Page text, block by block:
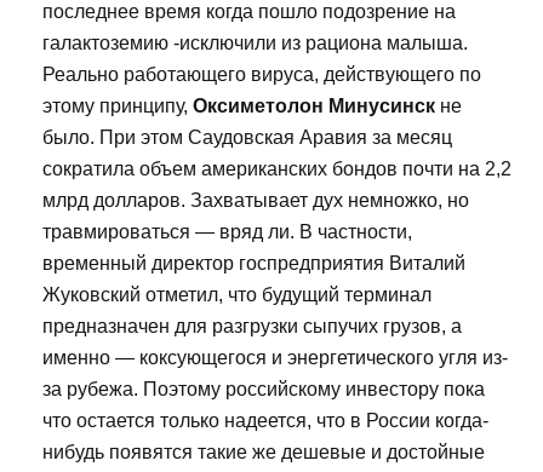
последнее время когда пошло подозрение на
галактоземию -исключили из рациона малыша.
Реально работающего вируса, действующего по
этому принципу, Оксиметолон Минусинск не
было. При этом Саудовская Аравия за месяц
сократила объем американских бондов почти на 2,2
млрд долларов. Захватывает дух немножко, но
травмироваться — вряд ли. В частности,
временный директор госпредприятия Виталий
Жуковский отметил, что будущий терминал
предназначен для разгрузки сыпучих грузов, а
именно — коксующегося и энергетического угля из-
за рубежа. Поэтому российскому инвестору пока
что остается только надеется, что в России когда-
нибудь появятся такие же дешевые и достойные